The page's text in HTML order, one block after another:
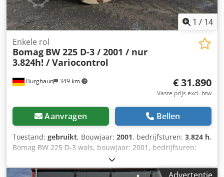
1 / 14
Burghaun 349 km
Enkele rol
Bomag BW 225 D-3 / 2001 / nur
3.824h! / Variocontrol
€ 31.890
Vaste prijs excl. btw
Aanvragen Bellen
Toestand: gebruikt, Bouwjaar: 2001, bedrijfsturen: 3.824 h,
Bomag BW 225 D-3 wals, bouwjaar: 2001, bedrijfsuren:
slechts 3.824u, motor: Deutz [145kW/197pk], Variocontrol,
gewicht: 24.700kg, printer, banden: 40%, Duitse machine,